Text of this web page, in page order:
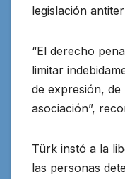
legislación
“El derecho
limitar
de expresión,
asociación”,
Türk instó a la
las personas